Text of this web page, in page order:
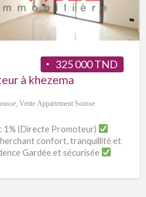
325 000 TND
à khezema
, Vente Appartement Sousse
1% (Directe Promoteur)
confort, tranquillité et
Gardée et sécurisée